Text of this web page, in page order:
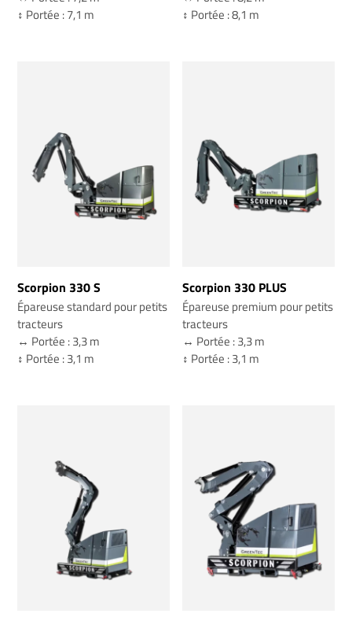
↕️ Portée : 7,1 m
↕️ Portée : 8,1 m
Scorpion 330 S
Épareuse standard pour petits
tracteurs
↔️ Portée : 3,3 m
↕️ Portée : 3,1 m
Scorpion 330 PLUS
Épareuse premium pour petits
tracteurs
↔️ Portée : 3,3 m
↕️ Portée : 3,1 m